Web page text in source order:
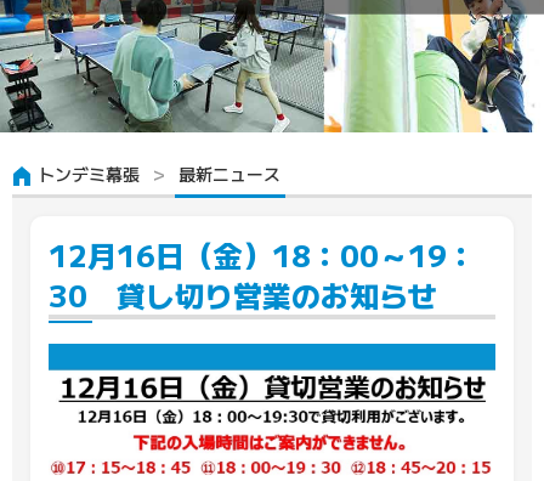
トンデミ幕張 最新ニュース
12月16日（金）18：00～19：
30 貸し切り営業のお知らせ